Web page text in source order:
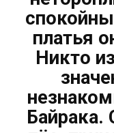
платья
Никто
Байрака.